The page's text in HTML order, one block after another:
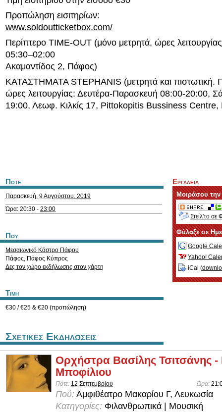
Προπώληση εισιτηρίων:
www.soldoutticketbox.com/
Περίπτερο TIME-OUT (μόνο μετρητά, ώρες
05:30–02:00
Ακαμαντίδος 2, Πάφος)
ΚΑΤΑΣΤΗΜΑΤΑ STEPHANIS (μετρητά και πιστωτική.
ώρες λειτουργίας: Δευτέρα-Παρασκευή 08:00-20:00,
19:00, Λεωφ. Κιλκίς 17, Pittokopitis Bussiness
Ποτε
Παρασκευή, 9 Αυγούστου, 2019
Ώρα: 20:30 - 23:00
Που
Μεσαιωνικό Κάστρο Πάφου
Πάφος, Πάφος Κύπρος
Δες τον χώρο εκδήλωσης στον χάρτη
Τιμη
€30 / €25 & €20 (προπώληση)
Εργαλεια
Μοιράσου
Στείλ'το σε
Φύλαξε σε
Google
Yahoo!
iCal (
Σχετικες Εκδηλωσεις
Ορχήστρα Βασίλης Τσιτσάνης
Μποφίλιου
Πότε: 12 Σεπτεμβρίου Ώρα:
Πού: Αμφιθέατρο Μακαρίου Γ, Λευκωσία
Κατηγορίες: Φιλανθρωπικά | Μουσική